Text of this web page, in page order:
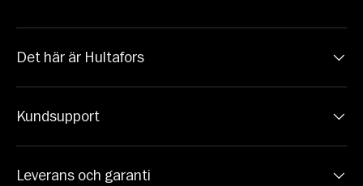
Det här är Hultafors
Kundsupport
Leverans och garanti